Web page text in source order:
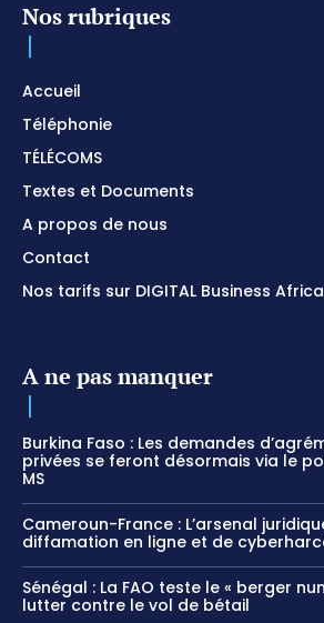
Nos rubriques
Accueil
Téléphonie
TÉLÉCOMS
Textes et Documents
A propos de nous
Contact
Nos tarifs sur DIGITAL Business Africa
A ne pas manquer
Burkina Faso : Les demandes
privées se feront désormais via le
MS
Cameroun-France : L’arsenal
diffamation en ligne et de
Sénégal : La FAO teste le « berger
lutter contre le vol de bétail